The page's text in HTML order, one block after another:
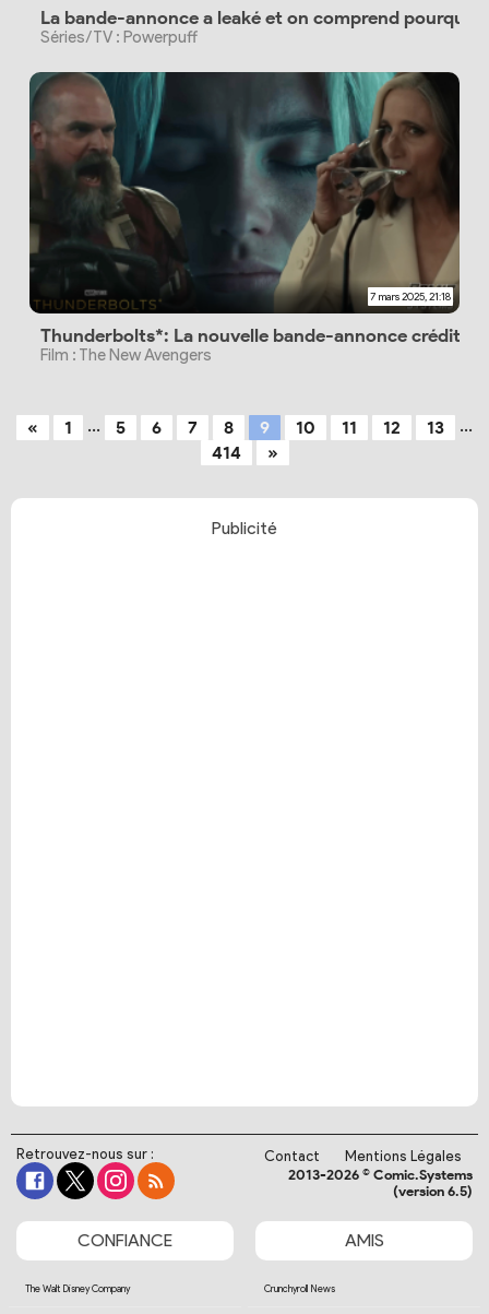
La bande-annonce a leaké et on comprend pourquoi
Séries/TV : Powerpuff
7 mars 2025, 21:18
Thunderbolts*: La nouvelle bande-annonce crédite
Film : The New Avengers
« 1 ... 5 6 7 8 9 10 11 12 13
...
414
»
Publicité
Retrouvez-nous sur : Contact
Mentions Légales
2013-2026 © Comic.Systems
(version 6.5)
CONFIANCE
The Walt Disney Company
AMIS
Crunchyroll News